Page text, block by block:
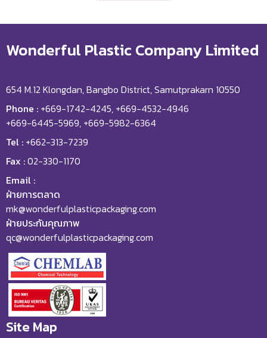
Wonderful Plastic Company Limited
654 M.12 Klongdan, Bangbo District, Samutprakarn 10550
Phone : +669-1742-4245, +669-4532-4946
+669-6445-5969, +669-5982-6364
Tel : +662-313-7239
Fax :02-330-1170
Email :
ฝ่ายการตลาด
mk@wonderfulplasticpackaging.com
ฝ่ายประกันคุณภาพ
qc@wonderfulplasticpackaging.com
Site Map